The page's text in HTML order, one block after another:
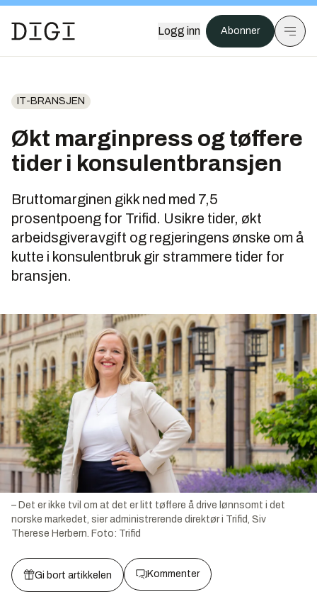
Logg inn Abonner
IT-BRANSJEN
Økt marginpress og tøffere
tider i konsulentbransjen
Bruttomarginen gikk ned med 7,5
prosentpoeng for Trifid. Usikre tider, økt
arbeidsgiveravgift og regjeringens ønske om å
kutte i konsulentbruk gir strammere tider for
bransjen.
– Det er ikke tvil om at det er litt tøffere å drive lønnsomt i det
norske markedet, sier administrerende direktør i Trifid, Siv
Therese Herbern. Foto: Trifid
Gi bort artikkelen Kommenter